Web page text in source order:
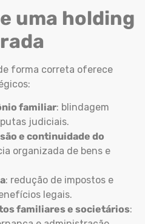
uma holding
forma correta oferece
familiar: blindagem
judiciais.
e continuidade do
organizada de bens e
: redução de impostos e
legais.
familiares e societários: